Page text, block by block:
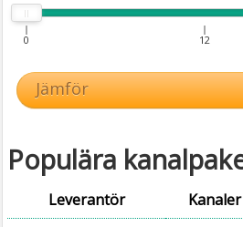
0 12
Jämför
Populära
Leverantör Kanaler